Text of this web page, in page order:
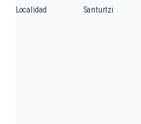
Localidad Santurtzi